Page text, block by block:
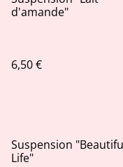
d'amande"
6,50 €
Suspension
Life"